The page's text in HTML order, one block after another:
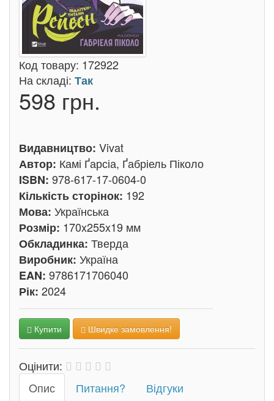
Код товару: 172922
На складі: Так
598 грн.
Видавництво: Vivat
Автор: Камі Ґарсіа, Ґабріель Піколо
ISBN: 978-617-17-0604-0
Кількість сторінок: 192
Мова: Українська
Розмір: 170x255x19 мм
Обкладинка: Тверда
Виробник: Україна
EAN: 9786171706040
Рік: 2024
Купити Швидке замовлення!
Оцінити:
Oпис
Питання?
Відгуки